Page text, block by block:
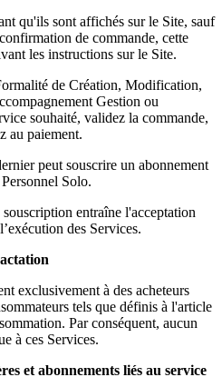
qu'ils sont affichés sur le Site, sauf
de commande, cette
les instructions sur le Site.
de Création, Modification,
Gestion ou
souhaité, validez la commande,
au paiement.
peut souscrire un abonnement
Solo.
entraîne l'acceptation
des Services.
exclusivement à des acheteurs
tels que définis à l'article
Par conséquent, aucun
à ces Services.
et abonnements liés au service